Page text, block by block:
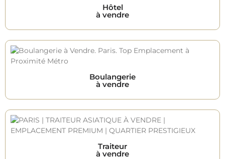
Hôtel
à vendre
Boulangerie
à vendre
Traiteur
à vendre